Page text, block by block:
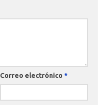
Correo electrónico *